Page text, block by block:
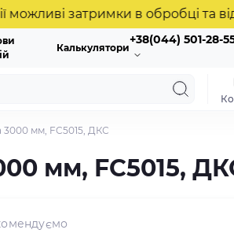
затримки в обробці та
Калькулятори
+38(044) 501-28-
3000 мм, FC5015, ДКС
мм, FC5015,